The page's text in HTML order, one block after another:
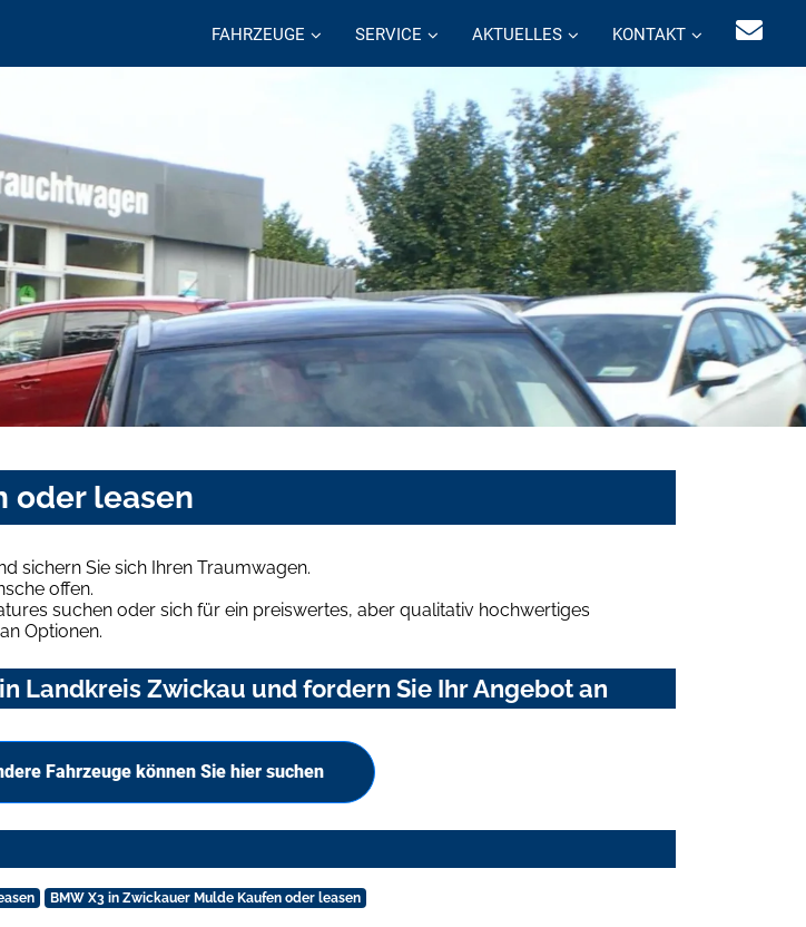
FAHRZEUGE SERVICE AKTUELLES KONTAKT
oder leasen
sichern Sie sich Ihren Traumwagen.
offen.
suchen oder sich für ein preiswertes, aber qualitativ hochwertiges
Optionen.
Landkreis Zwickau und fordern Sie Ihr Angebot an
Fahrzeuge können Sie hier suchen
BMW X3 in Zwickauer Mulde Kaufen oder leasen